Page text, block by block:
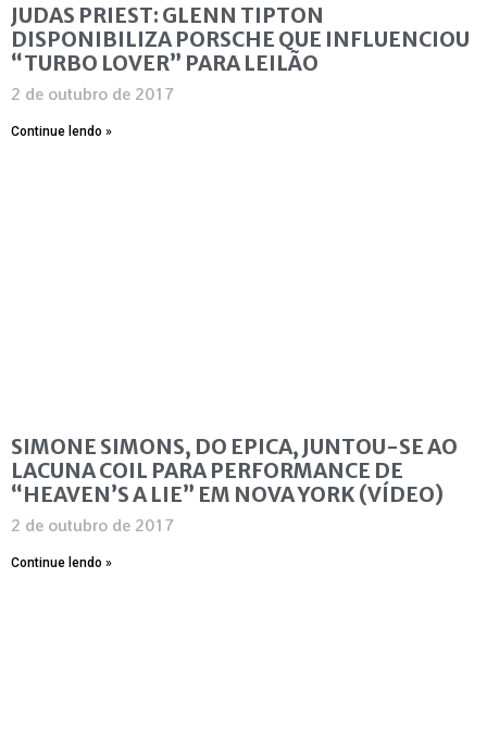
JUDAS PRIEST: GLENN TIPTON
DISPONIBILIZA PORSCHE QUE INFLUENCIOU
“TURBO LOVER” PARA LEILÃO
2 de outubro de 2017
Continue lendo »
SIMONE SIMONS, DO EPICA, JUNTOU-SE AO
LACUNA COIL PARA PERFORMANCE DE
“HEAVEN’S A LIE” EM NOVA YORK (VÍDEO)
2 de outubro de 2017
Continue lendo »